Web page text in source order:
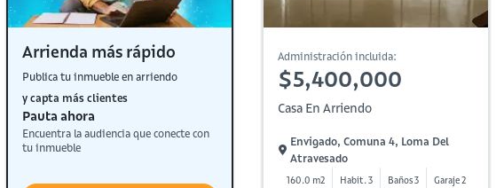
Arrienda más rápido
Publica tu inmueble en arriendo
y capta más clientes
Pauta ahora
Encuentra la audiencia que conecte con
tu inmueble
Administración incluida:
$5,400,000
Casa En Arriendo
Envigado, Comuna 4, Loma Del
Atravesado
160.0 m2 Habit. 3 Baños 3 Garaje 2